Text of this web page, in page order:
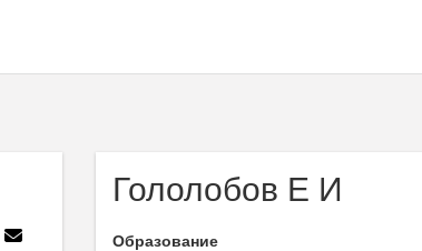
Гололобов Е И
Образование